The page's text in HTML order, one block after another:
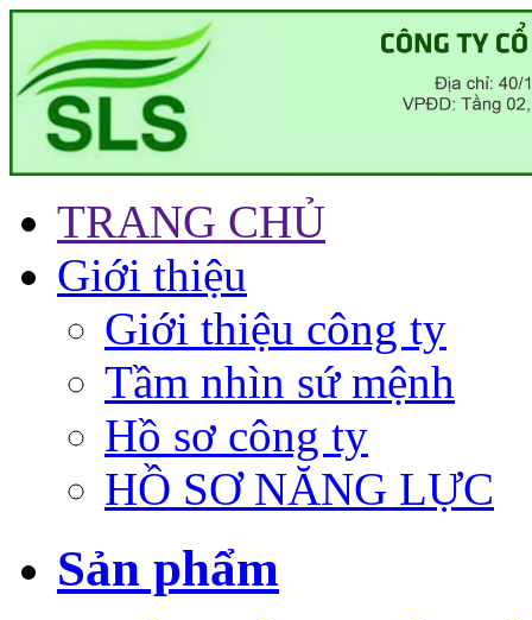
TRANG CHỦ
Giới thiệu
Giới thiệu công ty
Tầm nhìn sứ mệnh
Hồ sơ công ty
HỒ SƠ NĂNG LỰC
Sản phẩm